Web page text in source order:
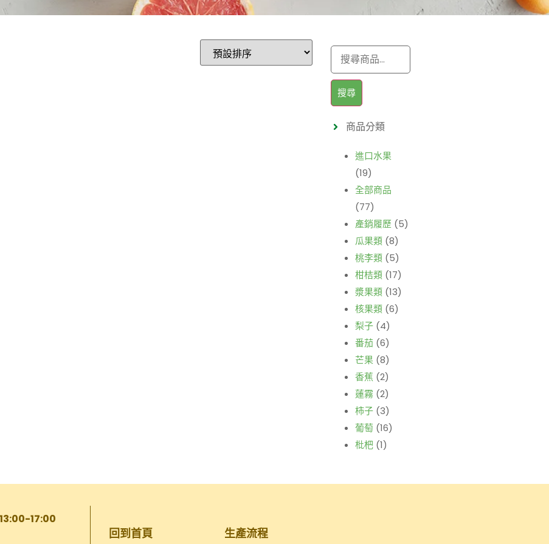
搜尋
商品分類
進口水果
(19)
全部商品
(77)
產銷履歷 (5)
瓜果類 (8)
桃李類 (5)
柑桔類 (17)
漿果類 (13)
核果類 (6)
梨子 (4)
番茄 (6)
芒果 (8)
香蕉 (2)
蓮霧 (2)
柿子 (3)
葡萄 (16)
枇杷 (1)
17:00
回到首頁 生產流程